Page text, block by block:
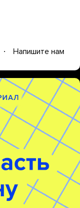
Напишите нам